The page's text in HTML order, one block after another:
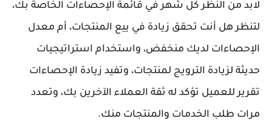
لابد من النظر كل شهر في قائمة الإحصاءات الخاصة بك،
لتنظر هل أنت تحقق زيادة في ييع المنتجات، أم معدل
الإحصاءات لديك منخفض، واستخدام استراتيجيات
حديثة لزيادة الترويج لمنتجات، وتفيد زيادة الإحصاءات
تقرير للعميل تؤكد له ثقة العملاء الآخرين بك، وتعدد
مرات طلب الخدمات والمنتجات منك.